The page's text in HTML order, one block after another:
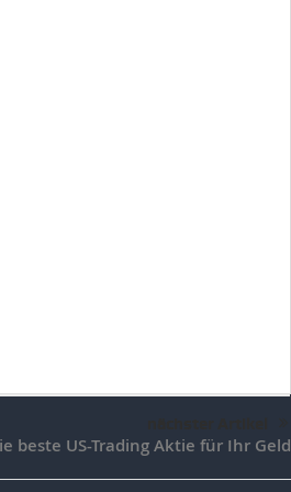
beste US-Trading Aktie für Ihr Geld